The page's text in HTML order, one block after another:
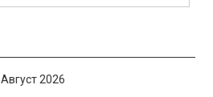
Август 2026